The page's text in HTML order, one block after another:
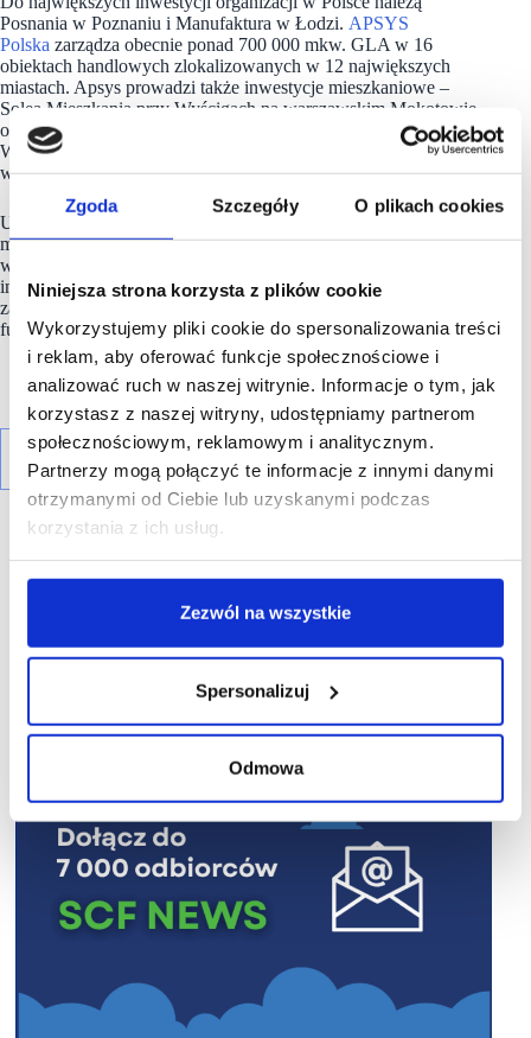
Zgoda Szczegóły O plikach cookies
Niniejsza strona korzysta z plików cookie
Wykorzystujemy pliki cookie do spersonalizowania treści
i reklam, aby oferować funkcje społecznościowe i
analizować ruch w naszej witrynie. Informacje o tym, jak
korzystasz z naszej witryny, udostępniamy partnerom
społecznościowym, reklamowym i analitycznym.
Partnerzy mogą połączyć te informacje z innymi danymi
otrzymanymi od Ciebie lub uzyskanymi podczas
korzystania z ich usług.
Zezwól na wszystkie
Spersonalizuj
Odmowa
Posnania w Poznaniu i Manufaktura w Łodzi. APSYS
Polska zarządza obecnie ponad 700 000 mkw. GLA w 16
obiektach handlowych zlokalizowanych w 12 największych
miastach. Apsys prowadzi także inwestycje mieszkaniowe –
Solea Mieszkania przy Wyścigach na warszawskim Mokotowie
oraz Ogrody Staromiejskie i Wrocławskie Lofty w centrum
Wrocławia.
w Poznaniu.
Union Investment Real Estate GmbH to wiodąca
międzynarodowa firma inwestycyjna specjalizująca się
w otwartych funduszach nieruchomości dla inwestorów
indywidualnych i instytucjonalnych. Union Investment
zarządza aktywami o wartości 47 miliardów Euro w sześciu
funduszach nieruchomości.